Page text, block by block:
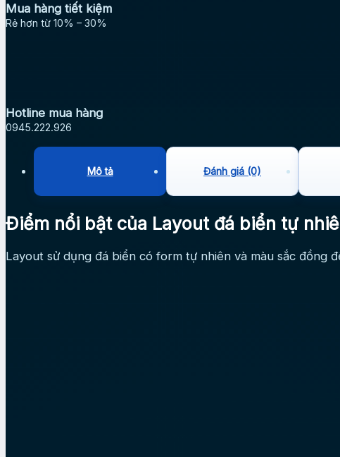
Mua hàng tiết kiệm
Rẻ hơn từ 10% – 30%
Hotline mua hàng
0945.222.926
Mô tả Đánh giá (0)
Điểm nổi bật của Layout đá biển tự
Layout sử dụng đá biển có form tự nhiên và màu sắc đồng